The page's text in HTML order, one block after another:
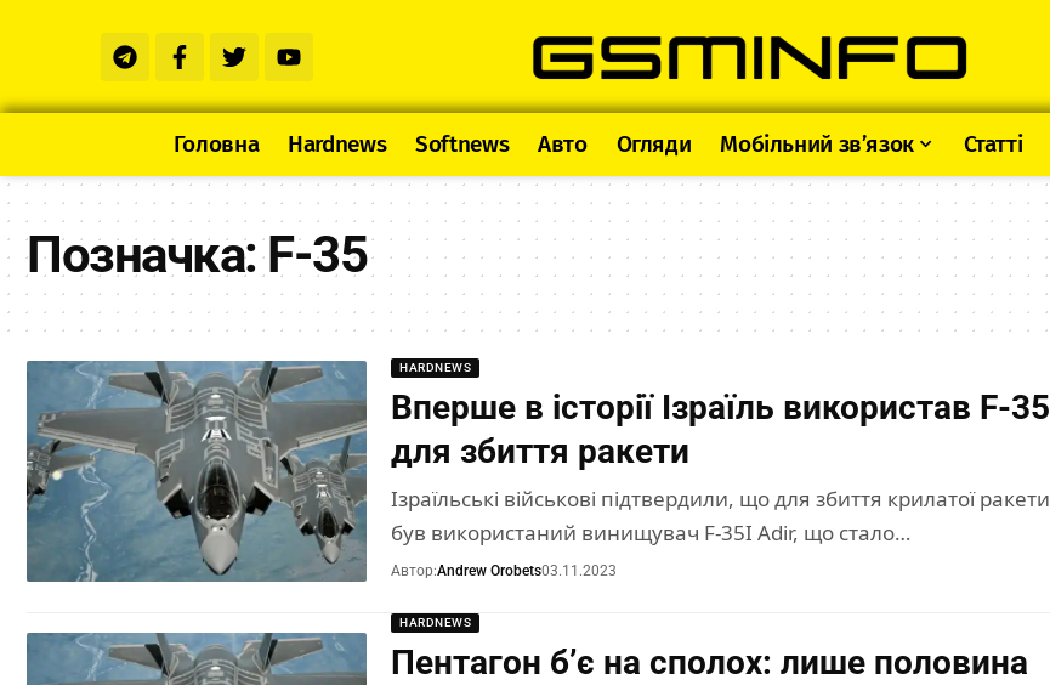
Головна Hardnews Softnews Авто Огляди Мобільний зв’язок Статті
Позначка:F-35
HARDNEWS
Вперше в історії Ізраїль використав F-35
для збиття ракети
Ізраїльські військові підтвердили, що для збиття крилатої ракети
був використаний винищувач F-35I Adir, що стало…
Автор:Andrew Orobets03.11.2023
HARDNEWS
Пентагон б’є на сполох: лише половина